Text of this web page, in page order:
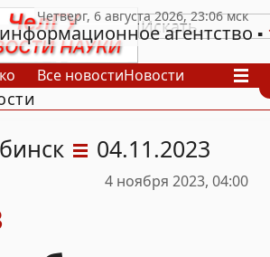
агентство
Все новостиНовости
04.11.2023
4 ноября 2023, 04:00